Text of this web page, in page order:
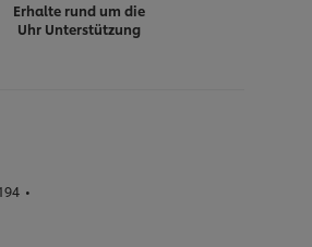
Erhalte rund um die
Uhr Unterstützung
•